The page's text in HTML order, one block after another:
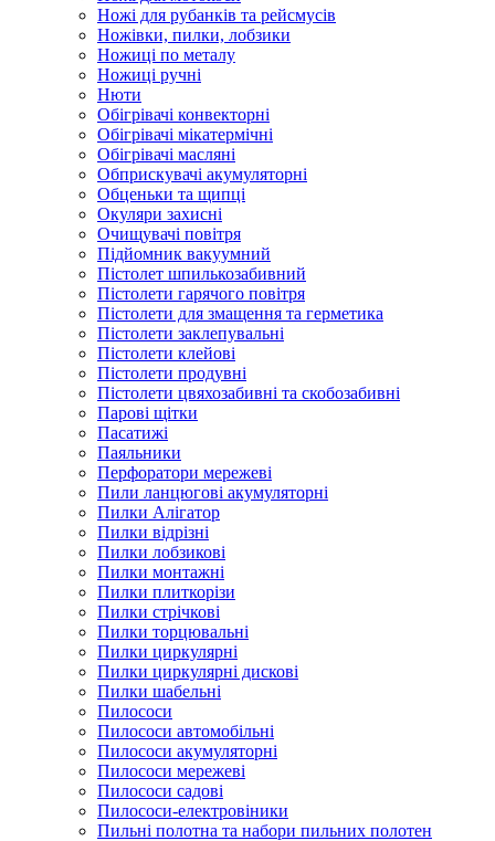
Ножі для рубанків та рейсмусів
Ножівки, пилки, лобзики
Ножиці по металу
Ножиці ручні
Нюти
Обігрівачі конвекторні
Обігрівачі мікатермічні
Обігрівачі масляні
Обприскувачі акумуляторні
Обценьки та щипці
Окуляри захисні
Очищувачі повітря
Підйомник вакуумний
Пістолет шпилькозабивний
Пістолети гарячого повітря
Пістолети для змащення та герметика
Пістолети заклепувальні
Пістолети клейові
Пістолети продувні
Пістолети цвяхозабивні та скобозабивні
Парові щітки
Пасатижі
Паяльники
Перфоратори мережеві
Пили ланцюгові акумуляторні
Пилки Алігатор
Пилки відрізні
Пилки лобзикові
Пилки монтажні
Пилки плиткорізи
Пилки стрічкові
Пилки торцювальні
Пилки циркулярні
Пилки циркулярні дискові
Пилки шабельні
Пилососи
Пилососи автомобільні
Пилососи акумуляторні
Пилососи мережеві
Пилососи садові
Пилососи-електровіники
Пильні полотна та набори пильних полотен